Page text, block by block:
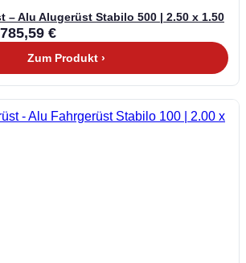
– Alu Alugerüst Stabilo 500 | 2.50 x 1.50
€
Zum Produkt ›